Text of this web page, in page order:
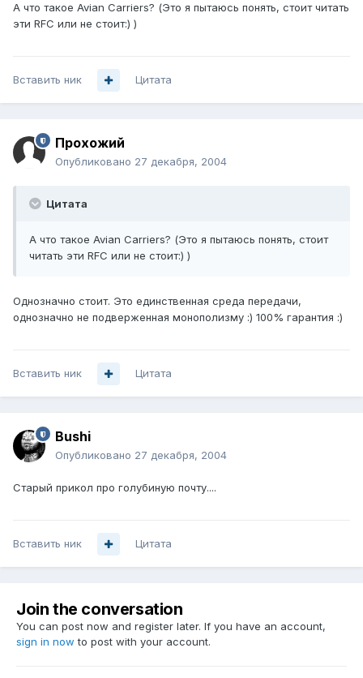
А что такое Avian Carriers? (Это я пытаюсь понять, стоит читать
эти RFC или не стоит:) )
Вставить ник Цитата
Прохожий
Опубликовано 27 декабря, 2004
Цитата
А что такое Avian Carriers? (Это я пытаюсь понять, стоит
читать эти RFC или не стоит:) )
Однозначно стоит. Это единственная среда передачи,
однозначно не подверженная монополизму :) 100% гарантия :)
Вставить ник Цитата
Bushi
Опубликовано 27 декабря, 2004
Старый прикол про голубиную почту....
Вставить ник Цитата
Join the conversation
You can post now and register later. If you have an account,
sign in now to post with your account.